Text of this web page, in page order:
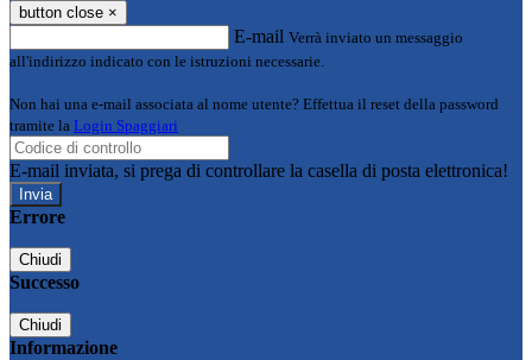
button close ×
E-mail Verrà inviato un messaggio
all'indirizzo indicato con le istruzioni necessarie.
Non hai una e-mail associata al nome utente? Effettua il reset della password
tramite la Login Spaggiari
E-mail inviata, si prega di controllare la casella di posta elettronica!
Errore
Chiudi
Successo
Chiudi
Informazione